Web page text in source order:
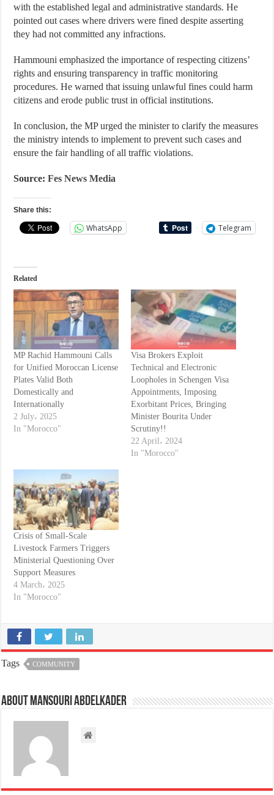
with the established legal and administrative standards. He
pointed out cases where drivers were fined despite asserting
they had not committed any infractions.
Hammouni emphasized the importance of respecting citizens’
rights and ensuring transparency in traffic monitoring
procedures. He warned that issuing unlawful fines could harm
citizens and erode public trust in official institutions.
In conclusion, the MP urged the minister to clarify the measures
the ministry intends to implement to prevent such cases and
ensure the fair handling of all traffic violations.
Source:Fes News Media
Share this:
WhatsApp Telegram
Related
MP Rachid Hammouni Calls
for Unified Moroccan License
Plates Valid Both
Domestically and
Internationally
2 July، 2025
In "Morocco"
Visa Brokers Exploit
Technical and Electronic
Loopholes in Schengen Visa
Appointments, Imposing
Exorbitant Prices, Bringing
Minister Bourita Under
Scrutiny!!
22 April، 2024
In "Morocco"
Crisis of Small-Scale
Livestock Farmers Triggers
Ministerial Questioning Over
Support Measures
4 March، 2025
In "Morocco"
Tags COMMUNITY
About Mansouri abdelkader